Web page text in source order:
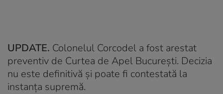
UPDATE. Colonelul Corcodel a fost arestat
preventiv de Curtea de Apel Bucureşti. Decizia
nu este definitivă şi poate fi contestată la
instanţa supremă.